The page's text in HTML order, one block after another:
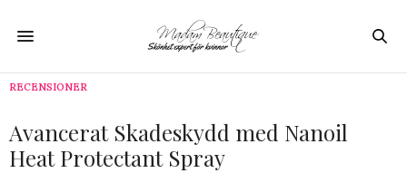
RECENSIONER
Avancerat Skadeskydd med Nanoil
Heat Protectant Spray